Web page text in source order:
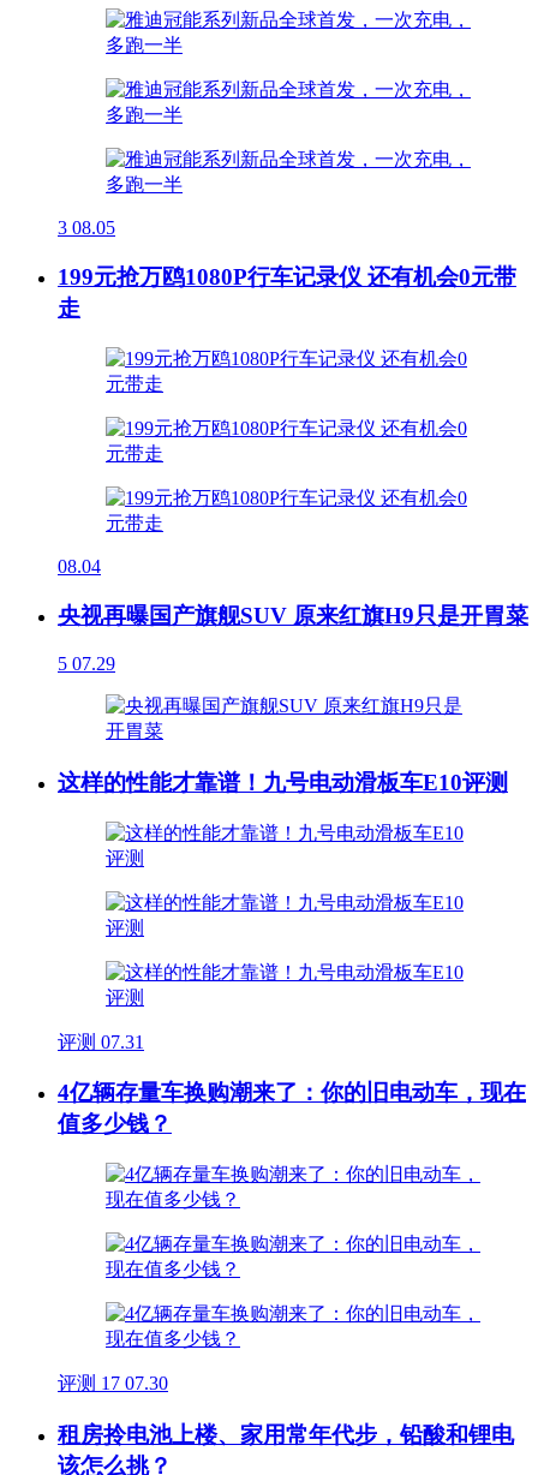
3 08.05
199元抢万鸥1080P行车记录仪 还有机会0元带
走
08.04
央视再曝国产旗舰SUV 原来红旗H9只是开胃菜
5 07.29
这样的性能才靠谱！九号电动滑板车E10评测
评测 07.31
4亿辆存量车换购潮来了：你的旧电动车，现在
值多少钱？
评测 17 07.30
租房拎电池上楼、家用常年代步，铅酸和锂电
该怎么挑？